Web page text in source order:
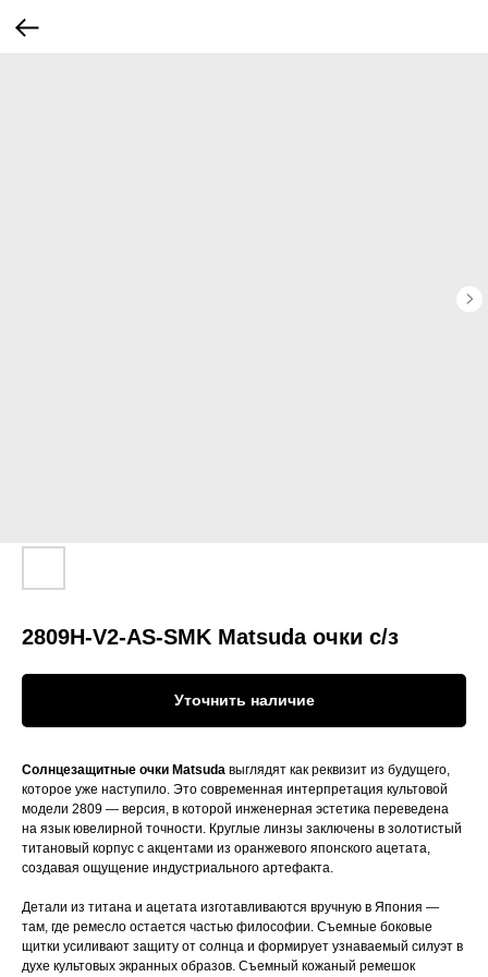
2809H-V2-AS-SMK Matsuda очки c/з
Уточнить наличие
Солнцезащитные очки Matsuda выглядят как реквизит из будущего,
которое уже наступило. Это современная интерпретация культовой
модели 2809 — версия, в которой инженерная эстетика переведена
на язык ювелирной точности. Круглые линзы заключены в золотистый
титановый корпус с акцентами из оранжевого японского ацетата,
создавая ощущение индустриального артефакта.
Детали из титана и ацетата изготавливаются вручную в Япония —
там, где ремесло остается частью философии. Съемные боковые
щитки усиливают защиту от солнца и формирует узнаваемый силуэт в
духе культовых экранных образов. Съемный кожаный ремешок